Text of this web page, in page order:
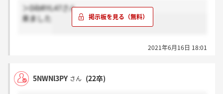
＞DibRYL47さん
来ました
2021年6月16日 18:01
5NWNl3PY さん (22卒)